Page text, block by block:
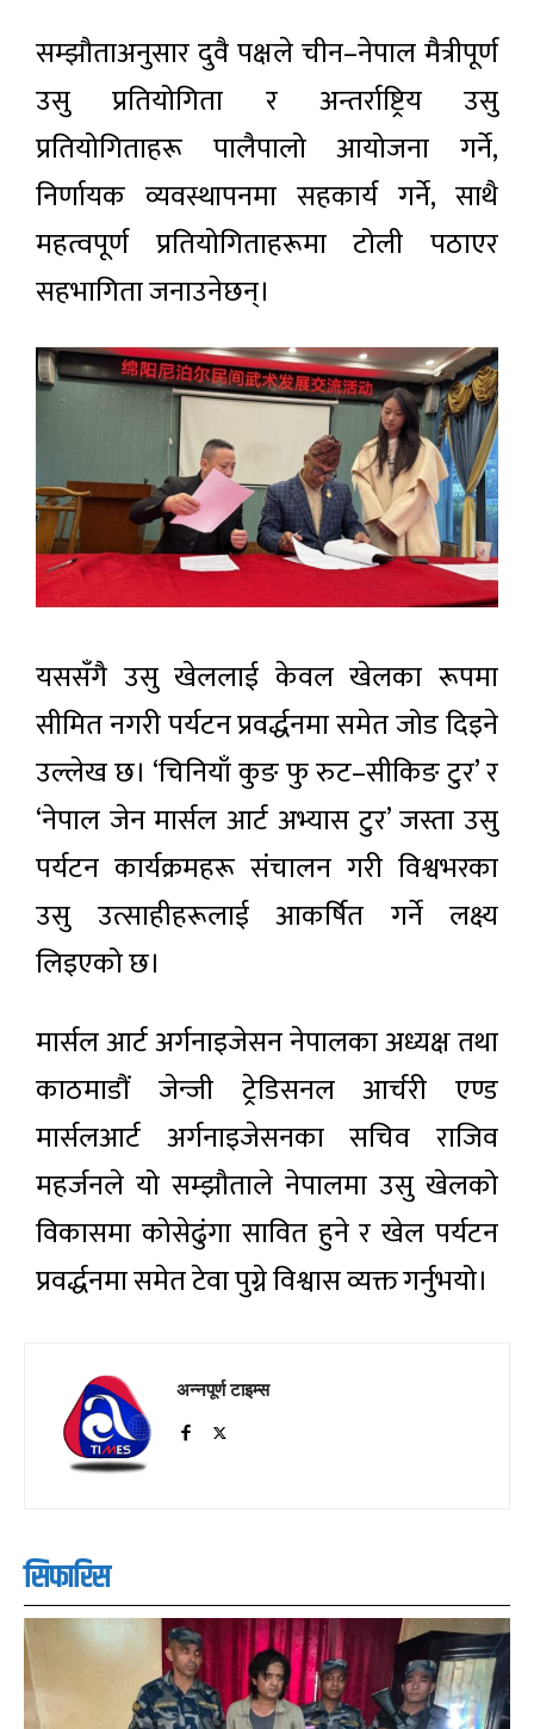
सम्झौताअनुसार दुवै पक्षले चीन–नेपाल मैत्रीपूर्ण
उसु प्रतियोगिता र अन्तर्राष्ट्रिय उसु
प्रतियोगिताहरू पालैपालो आयोजना गर्ने,
निर्णायक व्यवस्थापनमा सहकार्य गर्ने, साथै
महत्वपूर्ण प्रतियोगिताहरूमा टोली पठाएर
सहभागिता जनाउनेछन्।
यससँगै उसु खेललाई केवल खेलका रूपमा
सीमित नगरी पर्यटन प्रवर्द्धनमा समेत जोड दिइने
उल्लेख छ। ‘चिनियाँ कुङ फु रुट–सीकिङ टुर’ र
‘नेपाल जेन मार्सल आर्ट अभ्यास टुर’ जस्ता उसु
पर्यटन कार्यक्रमहरू संचालन गरी विश्वभरका
उसु उत्साहीहरूलाई आकर्षित गर्ने लक्ष्य
लिइएको छ।
मार्सल आर्ट अर्गनाइजेसन नेपालका अध्यक्ष तथा
काठमाडौं जेन्जी ट्रेडिसनल आर्चरी एण्ड
मार्सलआर्ट अर्गनाइजेसनका सचिव राजिव
महर्जनले यो सम्झौताले नेपालमा उसु खेलको
विकासमा कोसेढुंगा सावित हुने र खेल पर्यटन
प्रवर्द्धनमा समेत टेवा पुग्ने विश्वास व्यक्त गर्नुभयो।
अन्नपूर्ण टाइम्स
सिफारिस